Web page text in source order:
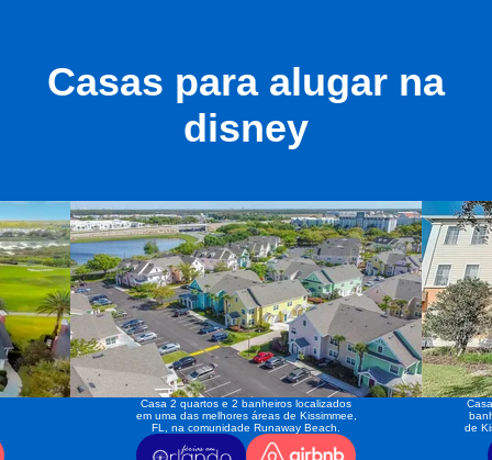
Casas para alugar na
disney
Casa 2 quartos e 2 banheiros localizados
em uma das melhores áreas de Kissimmee,
FL, na comunidade Runaway Beach.
de